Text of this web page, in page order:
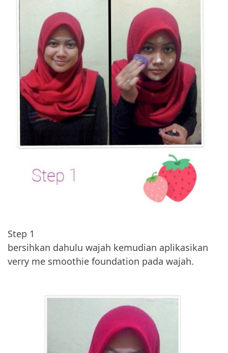
Step 1
bersihkan dahulu wajah kemudian aplikasikan
verry me smoothie foundation pada wajah.